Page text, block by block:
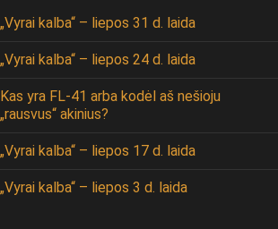
„Vyrai kalba“ – liepos 31 d. laida
„Vyrai kalba“ – liepos 24 d. laida
Kas yra FL-41 arba kodėl aš nešioju
„rausvus“ akinius?
„Vyrai kalba“ – liepos 17 d. laida
„Vyrai kalba“ – liepos 3 d. laida